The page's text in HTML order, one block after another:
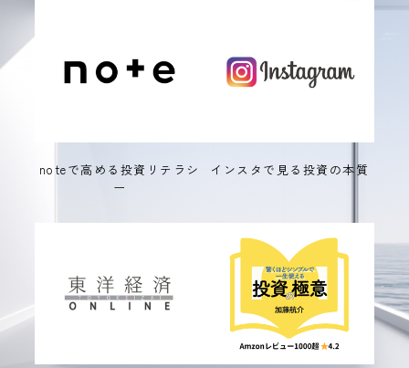
noteで高める投資リテラシ
ー
インスタで見る投資の本質